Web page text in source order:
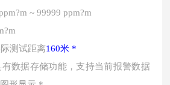
~ 99999 ppm?m
测试距离160米 *
数据存储功能，支持当前报警数据